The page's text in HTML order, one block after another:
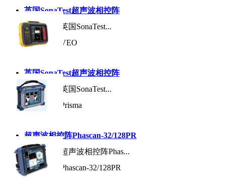
英国SonaTest超声波相控阵
产品名称:
英国SonaTest...
产品型号:
VEO
英国SonaTest超声波相控阵
产品名称:
英国SonaTest...
产品型号:
Prisma
超声波相控阵Phascan-32/128PR
产品名称:
超声波相控阵Phas...
产品型号:
Phascan-32/128PR